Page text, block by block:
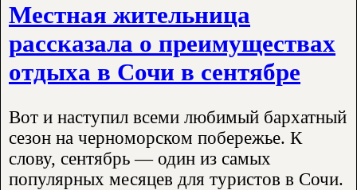
Местная жительница
рассказала о преимуществах
отдыха в Сочи в сентябре
Вот и наступил всеми любимый бархатный
сезон на черноморском побережье. К
слову, сентябрь — один из самых
популярных месяцев для туристов в Сочи.